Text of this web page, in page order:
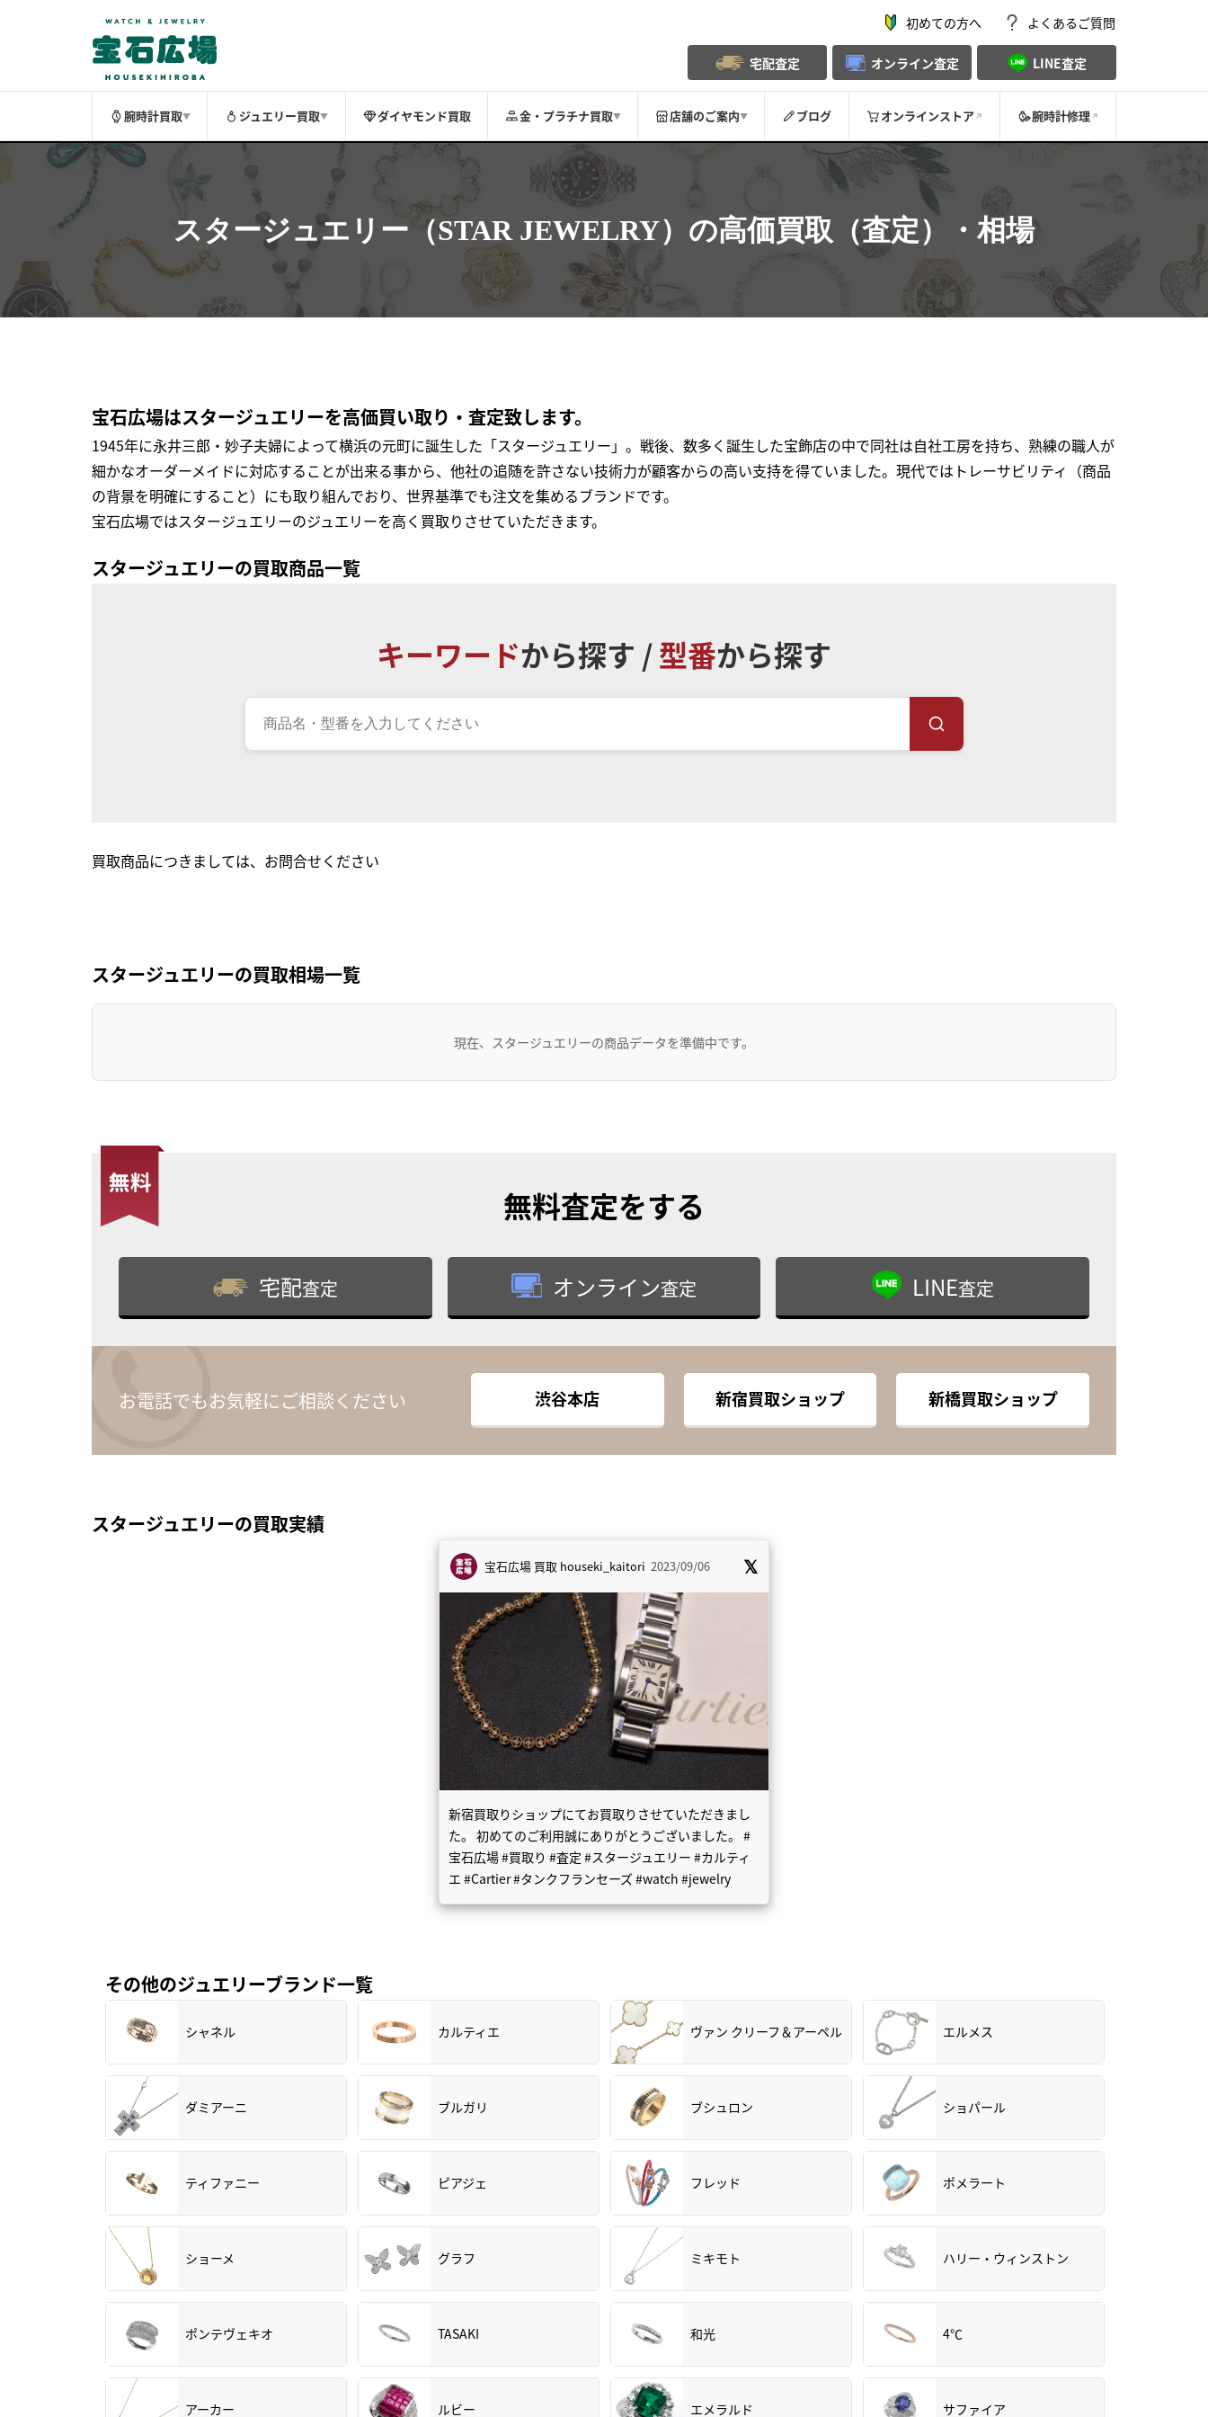
初めての方へ よくあるご質問
宅配査定 オンライン査定 LINE査定
腕時計買取▼ ジュエリー買取▼ ダイヤモンド買取 金・プラチナ買取▼ 店舗のご案内▼ ブログ オンラインストア 腕時計修理
スタージュエリー（STAR JEWELRY） の高価買取（査定）・相場
宝石広場はスタージュエリーを高価買い取り・査定致します。
1945年に永井三郎・妙子夫婦によって横浜の元町に誕生した「スタージュエリー」。戦後、数多く誕生した宝飾店の中で同社は自社工房を持ち、熟練の職人が
細かなオーダーメイドに対応することが出来る事から、他社の追随を許さない技術力が顧客からの高い支持を得ていました。現代ではトレーサビリティ（商品
の背景を明確にすること）にも取り組んでおり、世界基準でも注文を集めるブランドです。
宝石広場ではスタージュエリーのジュエリーを高く買取りさせていただきます。
スタージュエリーの買取商品一覧
キーワードから探す /型番から探す
買取商品につきましては、お問合せください
スタージュエリーの買取相場一覧
現在、スタージュエリーの商品データを準備中です。
無料査定をする
宅配査定 オンライン査定 LINE査定
お電話でもお気軽にご相談ください 渋谷本店 新宿買取ショップ 新橋買取ショップ
スタージュエリーの買取実績
宝石広場 買取 houseki_kaitori 2023/09/06
新宿買取りショップにてお買取りさせていただきまし
た。 初めてのご利用誠にありがとうございました。 #
宝石広場 #買取り #査定 #スタージュエリー #カルティ
エ #Cartier #タンクフランセーズ #watch #jewelry
その他のジュエリーブランド一覧
シャネル カルティエ ヴァン クリーフ＆アーペル エルメス
ダミアーニ ブルガリ ブシュロン ショパール
ティファニー ピアジェ フレッド ポメラート
ショーメ グラフ ミキモト ハリー・ウィンストン
ポンテヴェキオ TASAKI 和光 4℃
アーカー ルビー エメラルド サファイア